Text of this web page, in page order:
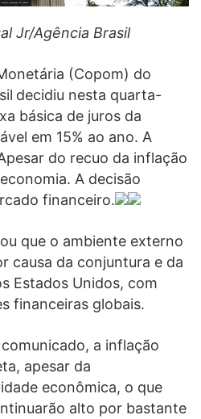
Jr/Agência Brasil
(Copom) do
decidiu nesta quarta-
básica de juros da
em 15% ao ano. A
do recuo da inflação
A decisão
financeiro.
que o ambiente externo
causa da conjuntura e da
Estados Unidos, com
financeiras globais.
a inflação
apesar da
econômica, o que
alto por bastante